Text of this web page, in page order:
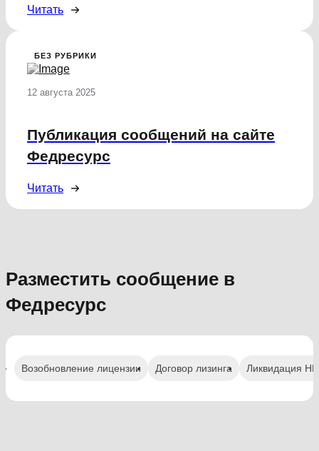
Читать
БЕЗ РУБРИКИ
12 августа 2025
Публикация сообщений на сайте
Федресурс
Читать
Разместить сообщение в
Федресурс
Возобновление лицензии Договор лизинга Ликвидация